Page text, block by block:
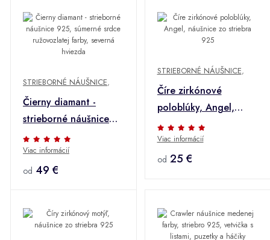
STRIEBORNÉ NÁUŠNICE,
Čierny diamant -
strieborné náušnice
925, súmerné srdce
ružovozlatej farby,
severná hviezda
Viac informácií
od 49 €
STRIEBORNÉ NÁUŠNICE,
Číre zirkónové
poloblúky, Angel,
náušnice zo striebra
925
Viac informácií
od 25 €